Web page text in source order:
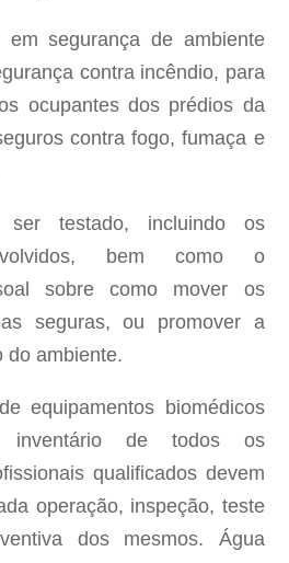
em segurança de ambiente
contra incêndio, para
ocupantes dos prédios da
contra fogo, fumaça e
testado, incluindo os
bem como o
sobre como mover os
seguras, ou promover a
do ambiente.
equipamentos biomédicos
de todos os
qualificados devem
operação, inspeção, teste
dos mesmos. Água